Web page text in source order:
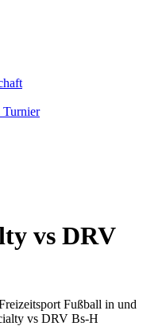
vs DRV
Fußball in und
vs DRV Bs-H